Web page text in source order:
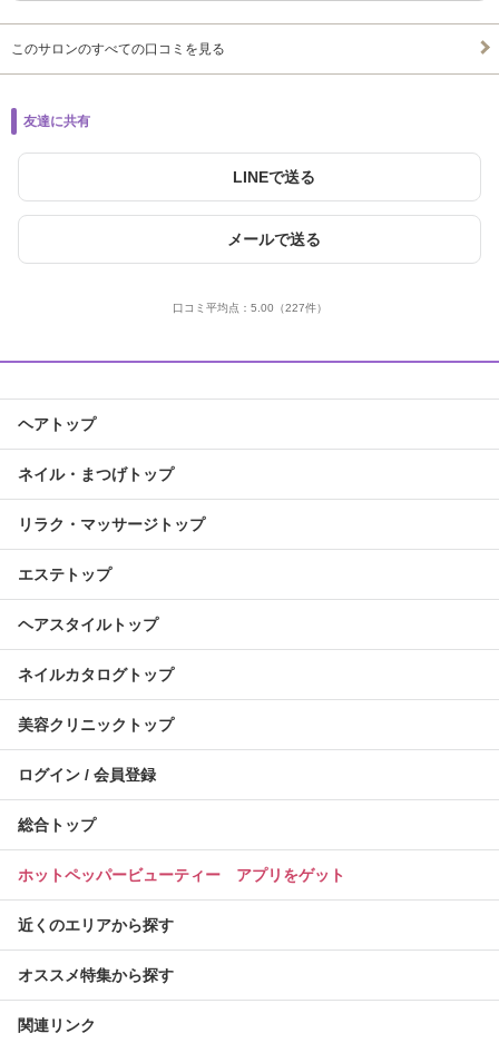
このサロンのすべての口コミを見る
友達に共有
LINEで送る
メールで送る
口コミ平均点： 5.00 （227件）
ヘアトップ
ネイル・まつげトップ
リラク・マッサージトップ
エステトップ
ヘアスタイルトップ
ネイルカタログトップ
美容クリニックトップ
ログイン / 会員登録
総合トップ
ホットペッパービューティー アプリをゲット
近くのエリアから探す
オススメ特集から探す
関連リンク